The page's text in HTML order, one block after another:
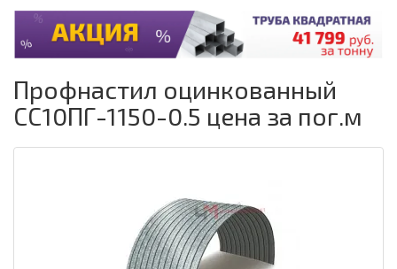
Профнастил оцинкованный
СС10ПГ-1150-0.5 цена за пог.м